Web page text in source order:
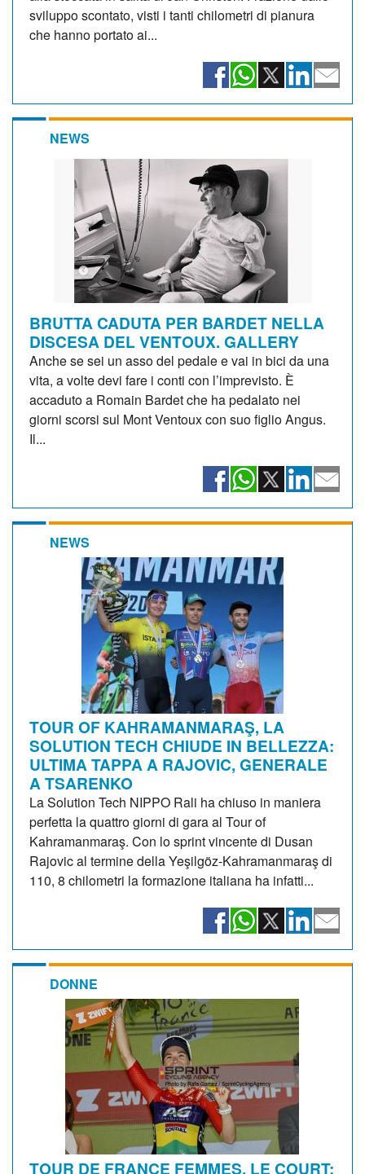
sviluppo scontato, visti i tanti chilometri di pianura
che hanno portato ai...
NEWS
BRUTTA CADUTA PER BARDET NELLA
DISCESA DEL VENTOUX. GALLERY
Anche se sei un asso del pedale e vai in bici da una
vita, a volte devi fare i conti con l’imprevisto. È
accaduto a Romain Bardet che ha pedalato nei
giorni scorsi sul Mont Ventoux con suo figlio Angus.
Il...
NEWS
TOUR OF KAHRAMANMARAŞ, LA
SOLUTION TECH CHIUDE IN BELLEZZA:
ULTIMA TAPPA A RAJOVIC, GENERALE
A TSARENKO
La Solution Tech NIPPO Rali ha chiuso in maniera
perfetta la quattro giorni di gara al Tour of
Kahramanmaraş. Con lo sprint vincente di Dusan
Rajovic al termine della Yeşilgöz-Kahramanmaraş di
110, 8 chilometri la formazione italiana ha infatti...
DONNE
TOUR DE FRANCE FEMMES. LE COURT: